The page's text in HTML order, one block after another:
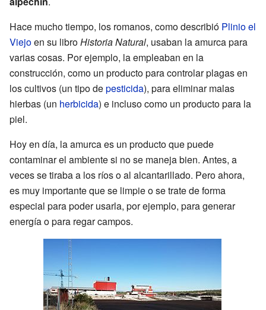
Hace mucho tiempo, los romanos, como describió Plinio el
Viejoen su libroHistoria Natural, usaban la amurca para
varias cosas. Por ejemplo, la empleaban en la
construcción, como un producto para controlar plagas en
los cultivos (un tipo depesticida), para eliminar malas
hierbas (un herbicida) e incluso como un producto para la
piel.
Hoy en día, la amurca es un producto que puede
contaminar el ambiente si no se maneja bien. Antes, a
veces se tiraba a los ríos o al alcantarillado. Pero ahora,
es muy importante que se limpie o se trate de forma
especial para poder usarla, por ejemplo, para generar
energía o para regar campos.